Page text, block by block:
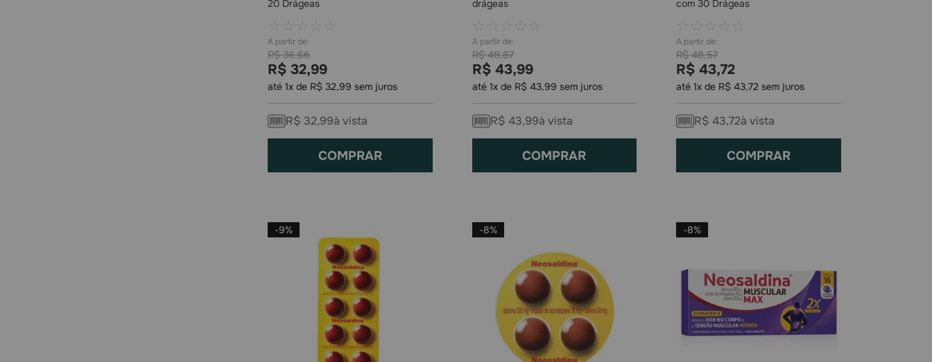
20 Drágeas
R$ 36,66
R$ 32,99
até 1x de R$ 32,99 sem juros
R$ 32,99à vista
COMPRAR
drágeas
R$ 48,87
R$ 43,99
até 1x de R$ 43,99 sem juros
R$ 43,99à vista
COMPRAR
com 30 Drágeas
R$ 48,57
R$ 43,72
até1x de R$ 43,72 sem juros
R$ 43,72à vista
COMPRAR
-9% -8% -8%